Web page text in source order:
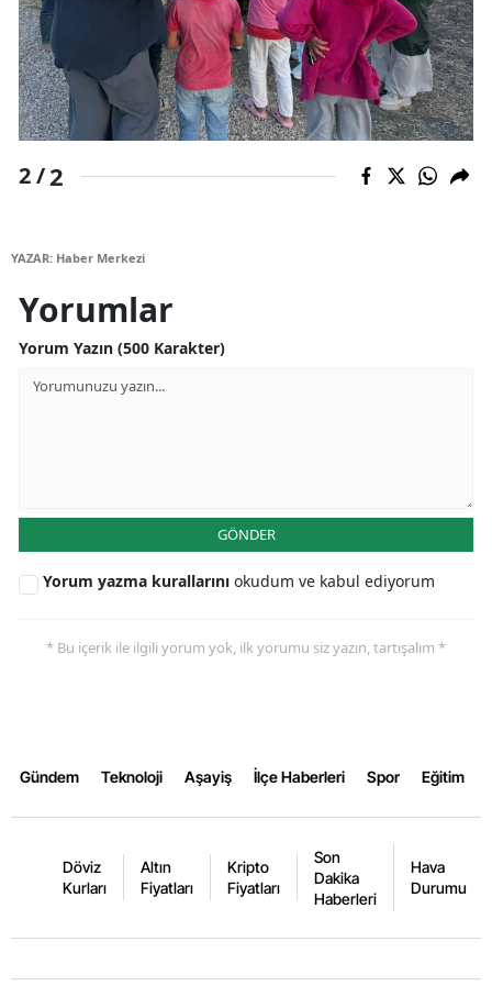
Kütahya
Malatya
Manisa
Kahramanmaraş
Mardin
Samsun
Sinop
Tokat
Trabzon
Tunceli
Şanlıurfa
2 /2
YAZAR: Haber Merkezi
Yorumlar
Yorum Yazın (500 Karakter)
GÖNDER
Yorum yazma kurallarını okudum ve kabul ediyorum
* Bu içerik ile ilgili yorum yok, ilk yorumu siz yazın, tartışalım *
Gündem Teknoloji Aşayiş İlçe Haberleri Spor Eğitim
Döviz
Kurları
Altın
Fiyatları
Kripto
Fiyatları
Son
Dakika
Haberleri
Hava
Durumu